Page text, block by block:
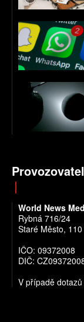
World News
Rybná 716/24
Staré Město,
IČO: 09372008
DIČ:
V případě